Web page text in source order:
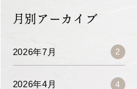
月別アーカイブ
2026年7月 2
2026年4月 4